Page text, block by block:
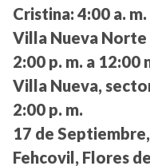
Cristina: 4:00 a.
Villa Nueva Norte
2:00 p. m. a 12:00
Villa Nueva,
2:00 p. m.
17 de
Fehcovil, Flores